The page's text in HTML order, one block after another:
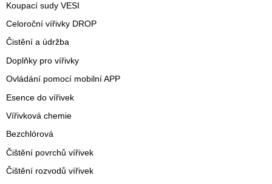
Koupací sudy VESI
Celoroční vířivky DROP
Čistění a údržba
Doplňky pro vířivky
Ovládání pomocí mobilní APP
Esence do vířivek
Vířivková chemie
Bezchlórová
Čištění povrchů vířivek
Čištění rozvodů vířivek